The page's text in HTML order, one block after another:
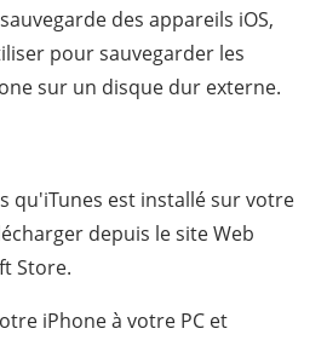
des appareils iOS,
pour sauvegarder les
sur un disque dur externe.
qu'iTunes est installé sur votre
depuis le site Web
Store.
iPhone à votre PC et